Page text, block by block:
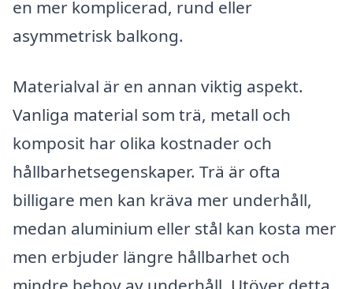
en mer komplicerad, rund eller
asymmetrisk balkong.
Materialval är en annan viktig aspekt.
Vanliga material som trä, metall och
komposit har olika kostnader och
hållbarhetsegenskaper. Trä är ofta
billigare men kan kräva mer underhåll,
medan aluminium eller stål kan kosta mer
men erbjuder längre hållbarhet och